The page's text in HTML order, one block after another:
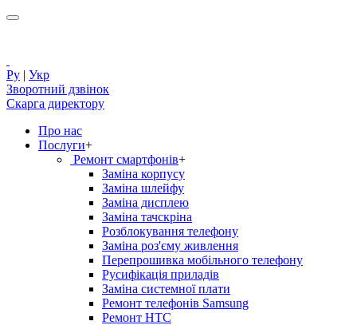
Ру | Укр
Зворотний дзвінок
Скарга директору
Про нас
Послуги+
Ремонт смартфонів+
Заміна корпусу
Заміна шлейфу
Заміна дисплею
Заміна тачскріна
Розблокування телефону
Заміна роз'єму живлення
Перепрошивка мобільного телефону
Русифікація приладів
Заміна системної плати
Ремонт телефонів Samsung
Ремонт HTC